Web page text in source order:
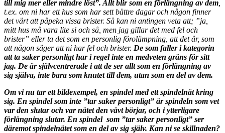
till mig mer eller mindre löst”. Allt blir som en förlängning av dem
t.ex. om ni har ett hus som har sett bättre dagar och någon finner
det värt att påpeka vissa brister. Så kan ni antingen veta att; ”ja,
mitt hus må vara lite si och så, men jag gillar det med fel och
brister” eller ta det som en personlig förolämpning, att det är, som
att någon säger att ni har fel och brister. De som faller i kategorin
att ta saker personligt har i regel inte en medveten gräns för sitt
jag. De är självcentrerade i att de ser allt som en förlängning av
sig själva, inte bara som knutet till dem, utan som en del av dem.
Om vi nu tar ett bildexempel, en spindel med ett spindelnät kring
sig. En spindel som inte ”tar saker personligt” är spindeln som vet
var den slutar och var nätet den vävt börjar, och i ytterligare
förlängning slutar. En spindel som ”tar saker personligt” ser
däremot spindelnätet som en del av sig själv. Kan ni se skillnaden?